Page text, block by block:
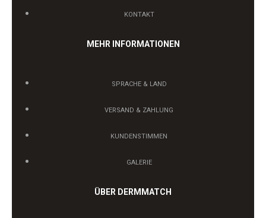
KONTAKT
MEHR INFORMATIONEN
SPRACHE & LAND
VERSAND & ZAHLUNG
KUNDENSTIMMEN
GALERIE
ÜBER DERMMATCH